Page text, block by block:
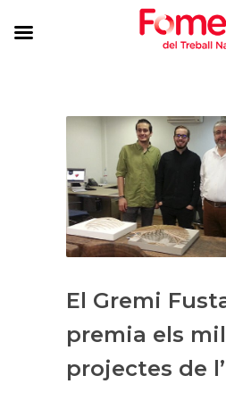
El Gremi
premia els
projectes de